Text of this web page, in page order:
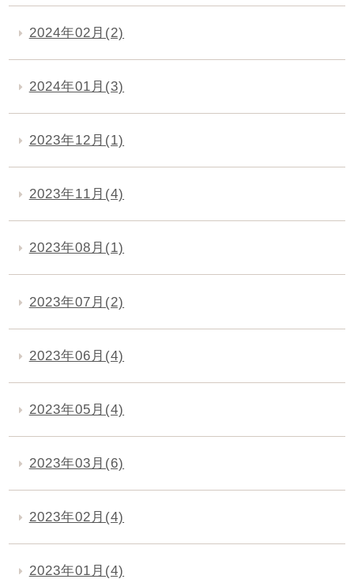
2024年02月(2)
2024年01月(3)
2023年12月(1)
2023年11月(4)
2023年08月(1)
2023年07月(2)
2023年06月(4)
2023年05月(4)
2023年03月(6)
2023年02月(4)
2023年01月(4)